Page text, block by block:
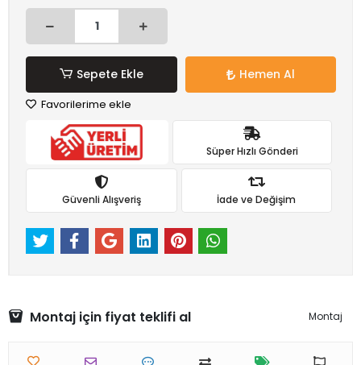
Sepete Ekle Hemen Al
Favorilerime ekle
Süper Hızlı Gönderi
Güvenli Alışveriş İade ve Değişim
Montaj için fiyat teklifi al Montaj